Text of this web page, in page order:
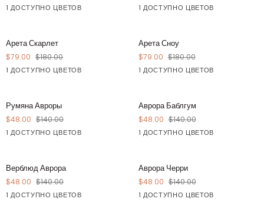
1 ДОСТУПНО ЦВЕТОВ 1 ДОСТУПНО ЦВЕТОВ
Арета
Скарлет
Арета Скарлет
$79.00 $180.00
1 ДОСТУПНО ЦВЕТОВ
Арета
Сноу
Арета Сноу
$79.00 $180.00
1 ДОСТУПНО ЦВЕТОВ
СОХРАНЯТЬ $92
Румяна
Авроры
Румяна Авроры
$48.00 $140.00
1 ДОСТУПНО ЦВЕТОВ
СОХРАНЯТЬ $92
Аврора
Баблгум
Аврора Баблгум
$48.00 $140.00
1 ДОСТУПНО ЦВЕТОВ
СОХРАНЯТЬ $92
Верблюд
Аврора
Верблюд Аврора
$48.00 $140.00
1 ДОСТУПНО ЦВЕТОВ
Аврора
Черри
Аврора Черри
$48.00 $140.00
1 ДОСТУПНО ЦВЕТОВ